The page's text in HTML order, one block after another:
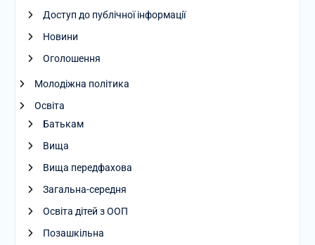
Доступ до публічної інформації
Новини
Оголошення
Молодіжна політика
Освіта
Батькам
Вища
Вища передфахова
Загальна-середня
Освіта дітей з ООП
Позашкільна